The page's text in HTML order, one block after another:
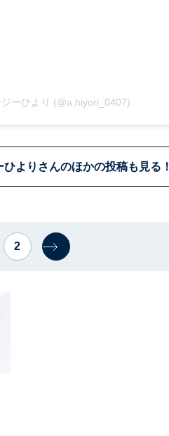
ーひより (@a.hiyori_0407)
ひよりさんのほかの投稿も見る！
2